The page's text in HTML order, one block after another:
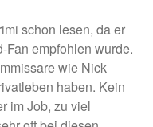
schon lesen, da er
Fan empfohlen wurde.
wie Nick
haben. Kein
im Job, zu viel